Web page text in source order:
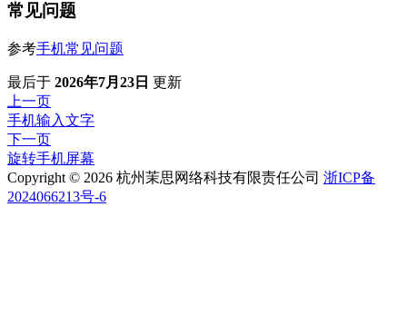
常见问题
参考手机常见问题
最后于 2026年7月23日 更新
上一页
手机输入文字
下一页
旋转手机屏幕
Copyright © 2026 杭州茉思网络科技有限责任公司 浙ICP备
2024066213号-6